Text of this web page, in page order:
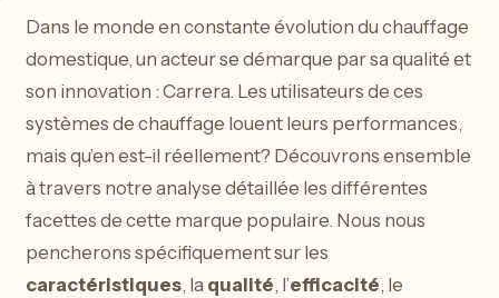
Dans le monde en constante évolution du chauffage
domestique, un acteur se démarque par sa qualité et
son innovation : Carrera. Les utilisateurs de ces
systèmes de chauffage louent leurs performances,
mais qu’en est-il réellement? Découvrons ensemble
à travers notre analyse détaillée les différentes
facettes de cette marque populaire. Nous nous
pencherons spécifiquement sur les
caractéristiques, la qualité, l’efficacité, le